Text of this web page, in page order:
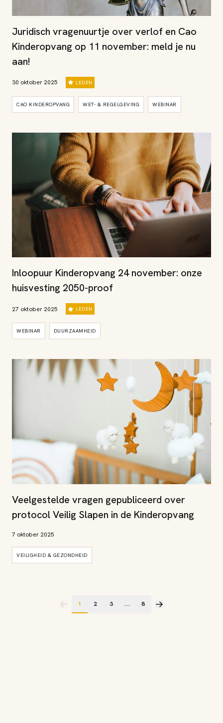
Juridisch vragenuurtje over verlof en Cao
Kinderopvang op 11 november: meld je nu
aan!
30 oktober 2025 LEDEN
CAO KINDEROPVANG WET- & REGELGEVING WEBINAR
Inloopuur Kinderopvang 24 november: onze
huisvesting 2050-proof
27 oktober 2025 LEDEN
WEBINAR DUURZAAMHEID
Veelgestelde vragen gepubliceerd over
protocol Veilig Slapen in de Kinderopvang
7 oktober 2025
VEILIGHEID & GEZONDHEID
1 2 3 ... 8